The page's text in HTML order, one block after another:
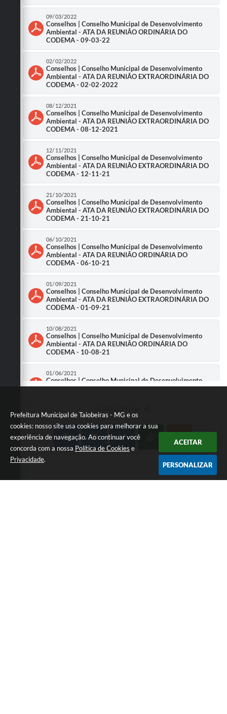
Prefeitura Municipal de Taiobeiras - MG e os
cookies: nosso site usa cookies para melhorar a sua
experiência de navegação. Ao continuar você
concorda com a nossa Política de Cookies e
Privacidade.
ACEITAR
PERSONALIZAR
Sala M. do Empreendedor
Secretarias
09/03/2022
Conselhos | Conselho Municipal de Desenvolvimento
Ambiental - ATA DA REUNIÃO ORDINÁRIA DO
CODEMA - 09-03-22
02/02/2022
Conselhos | Conselho Municipal de Desenvolvimento
Ambiental - ATA DA REUNIÃO EXTRAORDINÁRIA DO
CODEMA - 02-02-2022
08/12/2021
Conselhos | Conselho Municipal de Desenvolvimento
Ambiental - ATA DA REUNIÃO EXTRAORDINÁRIA DO
CODEMA - 08-12-2021
12/11/2021
Conselhos | Conselho Municipal de Desenvolvimento
Ambiental - ATA DA REUNIÃO EXTRAORDINÁRIA DO
CODEMA - 12-11-21
21/10/2021
Conselhos | Conselho Municipal de Desenvolvimento
Ambiental - ATA DA REUNIÃO EXTRAORDINÁRIA DO
CODEMA - 21-10-21
06/10/2021
Conselhos | Conselho Municipal de Desenvolvimento
Ambiental - ATA DA REUNIÃO ORDINÁRIA DO
CODEMA - 06-10-21
01/09/2021
Conselhos | Conselho Municipal de Desenvolvimento
Ambiental - ATA DA REUNIÃO EXTRAORDINÁRIA DO
CODEMA - 01-09-21
10/08/2021
Conselhos | Conselho Municipal de Desenvolvimento
Ambiental - ATA DA REUNIÃO ORDINÁRIA DO
CODEMA - 10-08-21
01/06/2021
Conselhos | Conselho Municipal de Desenvolvimento
Ambiental - ATA DA REUNIÃO EXTRAORDINÁRIA DO
04/05/2021
Conselhos | Conselho Municipal de Desenvolvimento
Ambiental - ATA DA REUNIÃO EXTRAORDINÁRIA DO
CODEMA - 04-05-21
Conselhos | Conselho Municipal de Desenvolvimento
Ambiental - ATA DA REUNIÃO EXTRAORDINÁRIA DO